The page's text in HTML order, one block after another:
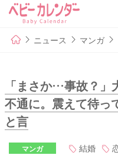
ニュース マンガ
「まさか…事故？」
不通に。震えて待
と言
マンガ 結婚